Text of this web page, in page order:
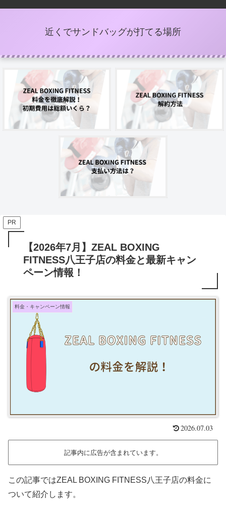
近くでサンドバッグが打てる場所
PR
【2026年7月】ZEAL BOXING
FITNESS八王子店の料金と最新キャン
ペーン情報！
料金・キャンペーン情報
2026.07.03
記事内に広告が含まれています。
この記事ではZEAL BOXING FITNESS八王子店の料金に
ついて紹介します。